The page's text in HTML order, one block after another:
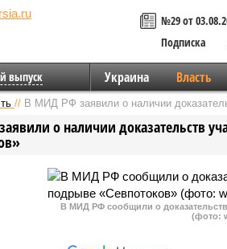
№29 от
Подписка
выпуск Украина Власть
// В МИД РФ заявили о наличии
о наличии доказательств
В МИД РФ сообщили о
(фото: